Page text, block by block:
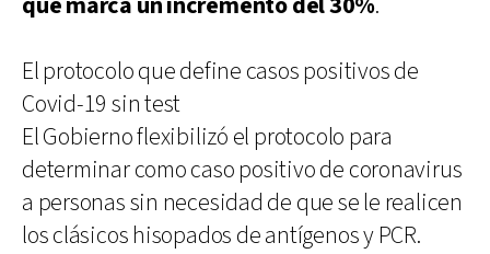
El protocolo que define casos positivos de
Covid-19 sin test
El Gobierno flexibilizó el protocolo para
determinar como caso positivo de coronavirus
a personas sin necesidad de que se le realicen
los clásicos hisopados de antígenos y PCR.